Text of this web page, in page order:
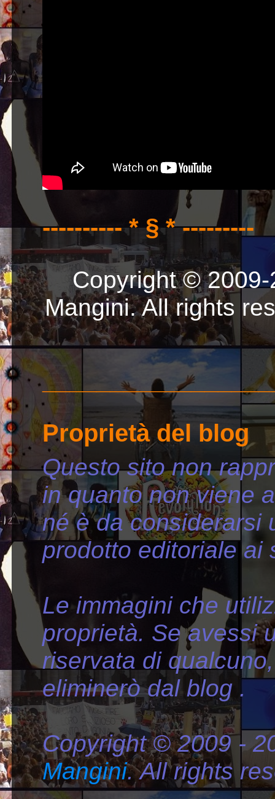
---------- * § * ---------
Copyright ©
Mangini. All rights
Proprietà del blog
Questo sito non
in quanto non viene
né è da considerarsi
prodotto editoriale ai
Le immagini che
proprietà. Se avessi
riservata di
eliminerò dal blog .
Copyright © 2009 -
Mangini. All rights